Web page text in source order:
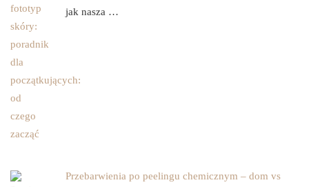
jak nasza …
Przebarwienia po peelingu chemicznym – dom vs